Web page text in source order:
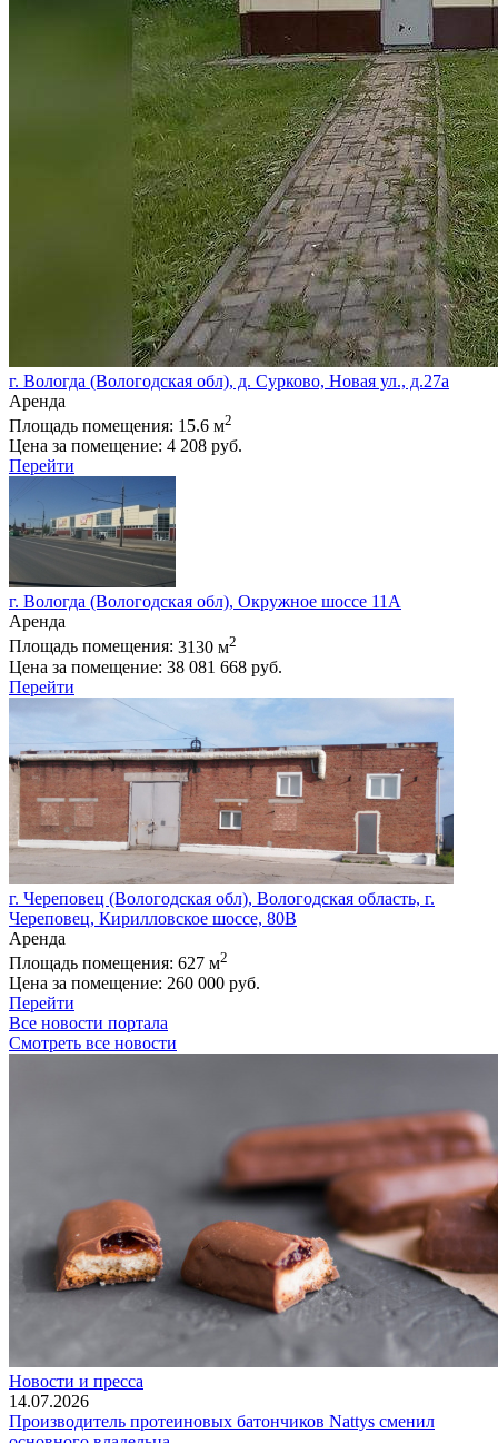
г. Вологда (Вологодская обл), д. Сурково, Новая ул., д.27а
Аренда
Площадь помещения: 15.6 м2
Цена за помещение: 4 208 руб.
Перейти
г. Вологда (Вологодская обл), Окружное шоссе 11А
Аренда
Площадь помещения: 3130 м2
Цена за помещение: 38 081 668 руб.
Перейти
г. Череповец (Вологодская обл), Вологодская область, г.
Череповец, Кирилловское шоссе, 80В
Аренда
Площадь помещения: 627 м2
Цена за помещение: 260 000 руб.
Перейти
Все новости портала
Смотреть все новости
Новости и пресса
14.07.2026
Производитель протеиновых батончиков Nattys сменил